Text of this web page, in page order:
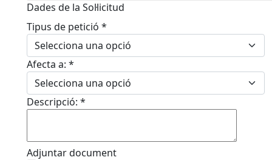
Dades de la Sol·licitud
Tipus de petició *
Afecta a: *
Descripció: *
Adjuntar document